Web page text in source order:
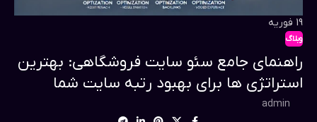
19 فوریه
وبلاگ
راهنمای جامع سئو سایت فروشگاهی: بهترین
استراتژی ها برای بهبود رتبه سایت شما
admin